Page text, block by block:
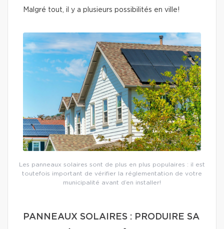
Malgré tout, il y a plusieurs possibilités en ville!
Les panneaux solaires sont de plus en plus populaires : il est
toutefois important de vérifier la réglementation de votre
municipalité avant d’en installer!
PANNEAUX SOLAIRES : PRODUIRE SA